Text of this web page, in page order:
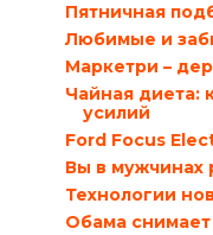
Пятничная
Любимые и
Маркетри –
Чайная диета:
усилий
Ford Focus
Вы в мужчинах
Технологии
Обама снимает